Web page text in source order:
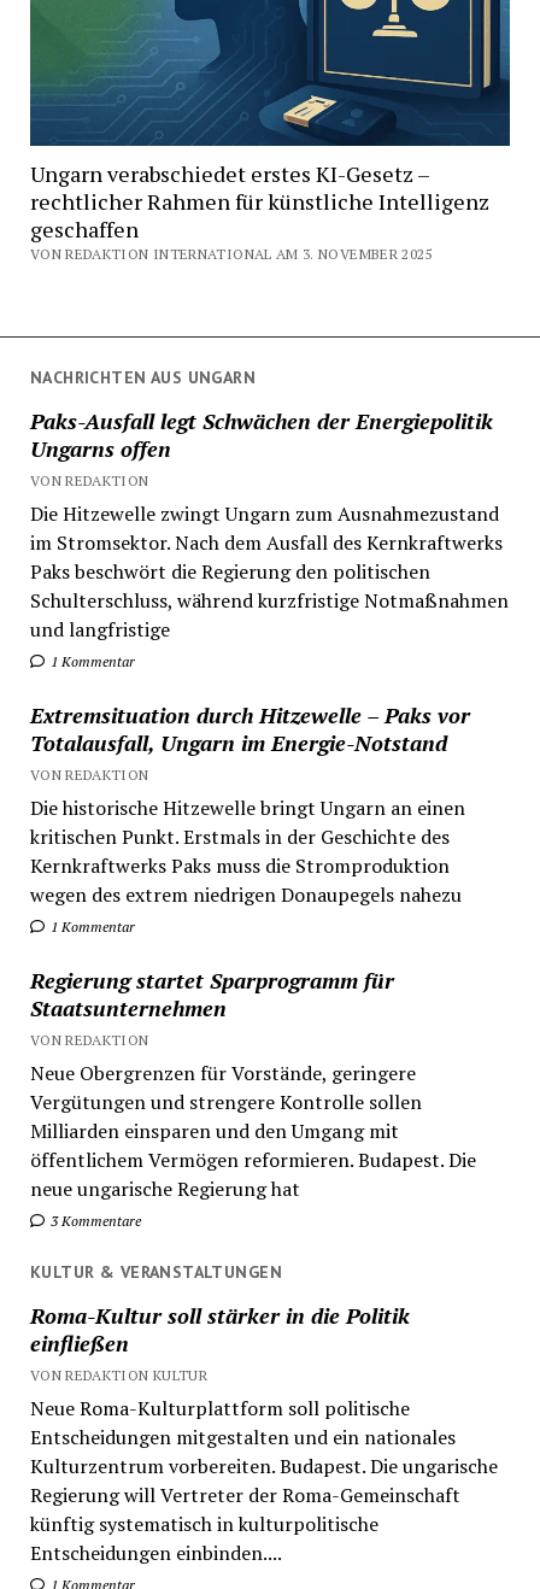
NACHRICHTEN AUS UNGARN
Paks-Ausfall legt Schwächen der Energiepolitik
Ungarns offen
VON REDAKTION
Die Hitzewelle zwingt Ungarn zum Ausnahmezustand
im Stromsektor. Nach dem Ausfall des Kernkraftwerks
Paks beschwört die Regierung den politischen
Schulterschluss, während kurzfristige Notmaßnahmen
und langfristige
1 Kommentar
Extremsituation durch Hitzewelle – Paks vor
Totalausfall, Ungarn im Energie-Notstand
VON REDAKTION
Die historische Hitzewelle bringt Ungarn an einen
kritischen Punkt. Erstmals in der Geschichte des
Kernkraftwerks Paks muss die Stromproduktion
wegen des extrem niedrigen Donaupegels nahezu
1 Kommentar
Regierung startet Sparprogramm für
Staatsunternehmen
VON REDAKTION
Neue Obergrenzen für Vorstände, geringere
Vergütungen und strengere Kontrolle sollen
Milliarden einsparen und den Umgang mit
öffentlichem Vermögen reformieren. Budapest. Die
neue ungarische Regierung hat
3 Kommentare
KULTUR & VERANSTALTUNGEN
Roma-Kultur soll stärker in die Politik
einfließen
VON REDAKTION KULTUR
Neue Roma-Kulturplattform soll politische
Entscheidungen mitgestalten und ein nationales
Kulturzentrum vorbereiten. Budapest. Die ungarische
Regierung will Vertreter der Roma-Gemeinschaft
künftig systematisch in kulturpolitische
Entscheidungen einbinden....
1 Kommentar
Ungarn verabschiedet erstes KI-Gesetz –
rechtlicher Rahmen für künstliche Intelligenz
geschaffen
VON REDAKTION INTERNATIONAL AM 3. NOVEMBER 2025